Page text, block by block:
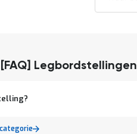
Legbordstellingen